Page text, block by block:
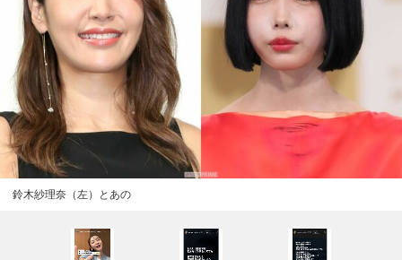
鈴木紗理奈（左）とあの